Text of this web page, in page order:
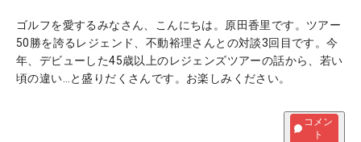
ゴルフを愛するみなさん、こんにちは。原田香里です。ツアー
50勝を誇るレジェンド、不動裕理さんとの対談3回目です。今
年、デビューした45歳以上のレジェンズツアーの話から、若い
頃の違い…と盛りだくさんです。お楽しみください。
コメン
ト